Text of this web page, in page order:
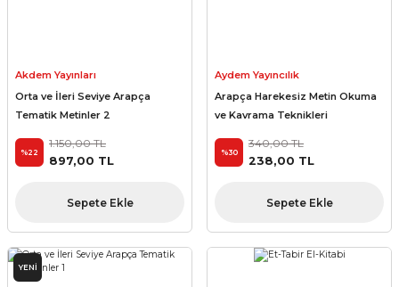
Akdem Yayınları
Orta ve İleri Seviye Arapça
Tematik Metinler 2
%22
1.150,00 TL
897,00 TL
Sepete Ekle
Aydem Yayıncılık
Arapça Harekesiz Metin Okuma
ve Kavrama Teknikleri
%30
340,00 TL
238,00 TL
Sepete Ekle
YENİ